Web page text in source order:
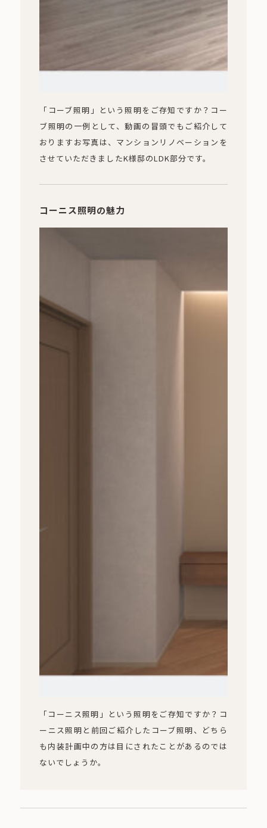
「コーブ照明」という照明をご存知ですか？コー
ブ照明の一例として、動画の冒頭でもご紹介して
おりますお写真は、マンションリノベーションを
させていただきましたK様邸のLDK部分です。
コーニス照明の魅力
「コーニス照明」という照明をご存知ですか？コ
ーニス照明と前回ご紹介したコーブ照明、どちら
も内装計画中の方は目にされたことがあるのでは
ないでしょうか。